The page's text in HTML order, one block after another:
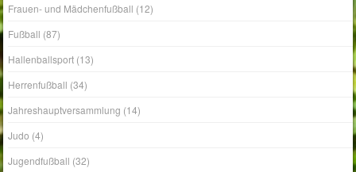
Frauen- und Mädchenfußball (12)
Fußball (87)
Hallenballsport (13)
Herrenfußball (34)
Jahreshauptversammlung (14)
Judo (4)
Jugendfußball (32)